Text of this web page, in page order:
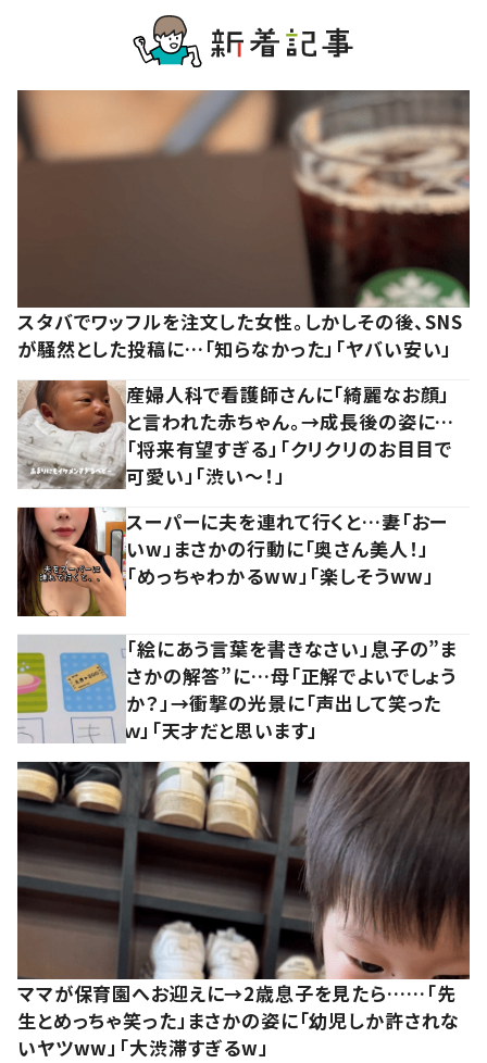
スタバでワッフルを注文した女性。しかしその後、SNS
が騒然とした投稿に…「知らなかった」「ヤバい安い」
産婦人科で看護師さんに「綺麗なお顔」
と言われた赤ちゃん。→成長後の姿に…
「将来有望すぎる」「クリクリのお目目で
可愛い」「渋い～！」
スーパーに夫を連れて行くと…妻「おー
いw」まさかの行動に「奥さん美人！」
「めっちゃわかるww」「楽しそうww」
「絵にあう言葉を書きなさい」息子の”ま
さかの解答”に…母「正解でよいでしょう
か？」→衝撃の光景に「声出して笑った
ｗ」「天才だと思います」
ママが保育園へお迎えに→2歳息子を見たら……「先
生とめっちゃ笑った」まさかの姿に「幼児しか許されな
いヤツww」「大渋滞すぎるw」